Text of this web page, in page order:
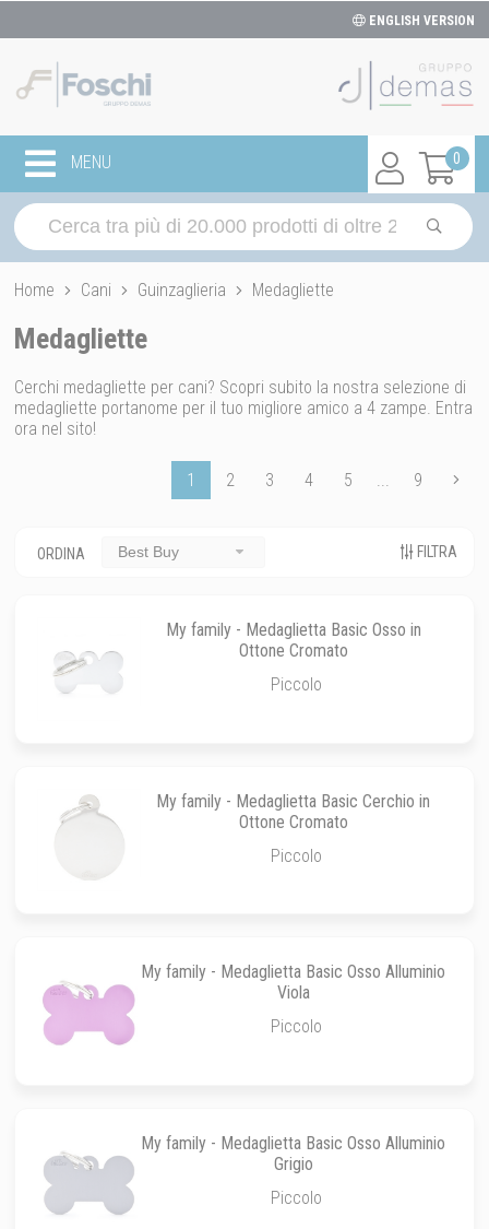
ENGLISH VERSION
0
MENU
Home Cani Guinzaglieria Medagliette
Medagliette
Cerchi medagliette per cani? Scopri subito la nostra selezione di
medagliette portanome per il tuo migliore amico a 4 zampe. Entra
ora nel sito!
1 2 3 4 5 9
ORDINA Best Buy FILTRA
My family - Medaglietta Basic Osso in
Ottone Cromato
Piccolo
My family - Medaglietta Basic Cerchio in
Ottone Cromato
Piccolo
My family - Medaglietta Basic Osso Alluminio
Viola
Piccolo
My family - Medaglietta Basic Osso Alluminio
Grigio
Piccolo